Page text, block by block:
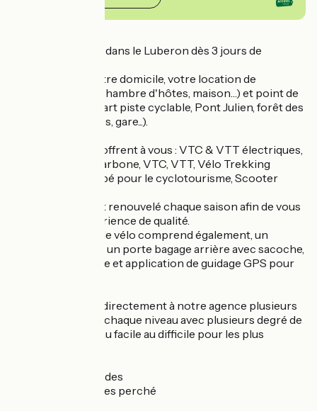
Livraison gratuite dans le Luberon dès 3 jours de
Directement à votre domicile, votre location de
vacances (hôtel, chambre d'hôtes, maison…) et point de
rendez-vous (départ piste cyclable, Pont Julien, forêt des
cèdres, Claparèdes, gare...).
Plusieurs choix s'offrent à vous : VTC & VTT électriques,
vélos de course carbone, VTC, VTT, Vélo Trekking
entièrement équipé pour le cyclotourisme, Scooter
Notre matériel est renouvelé chaque saison afin de vous
garantir une expérience de qualité.
Chaque location de vélo comprend également, un
casque, un antivol, un porte bagage arrière avec sacoche,
support téléphone et application de guidage GPS pour
Nous proposons directement à notre agence plusieurs
circuits adaptés à chaque niveau avec plusieurs degré de
difficulté : du niveau facile au difficile pour les plus
- Circuit des lavandes
- Circuit des villages perché